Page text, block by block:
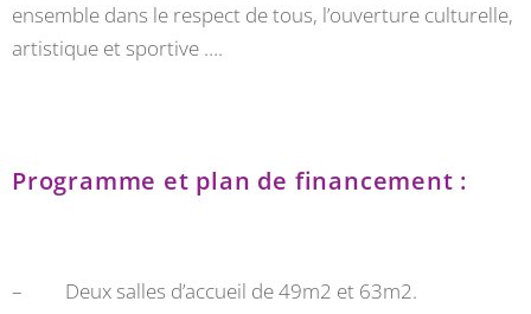
ensemble dans le respect de tous, l’ouverture culturelle,
artistique et sportive ….
Programme et plan de financement :
– Deux salles d’accueil de 49m2 et 63m2.